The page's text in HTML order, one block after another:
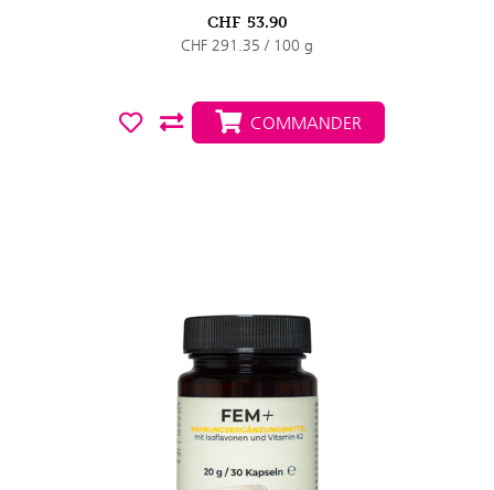
CHF 53.90
CHF 291.35 / 100 g
COMMANDER